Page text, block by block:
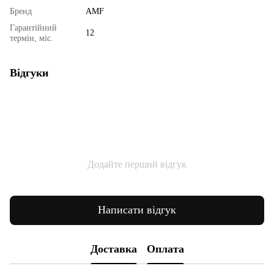
Бренд
AMF
Гарантійний
термін, міс.
12
Відгуки
Додайте перший відгук
Написати відгук
Доставка Оплата